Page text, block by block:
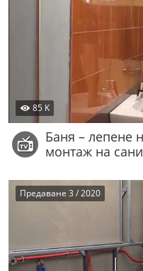
85 K
Баня – лепене
монтаж на
Предаване 3 / 2020